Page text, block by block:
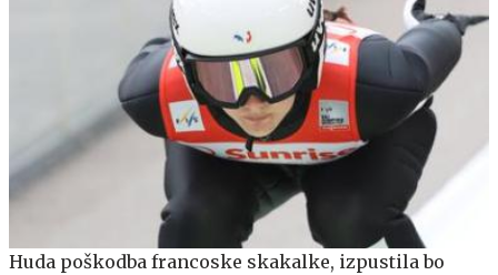
Huda poškodba francoske skakalke, izpustila bo